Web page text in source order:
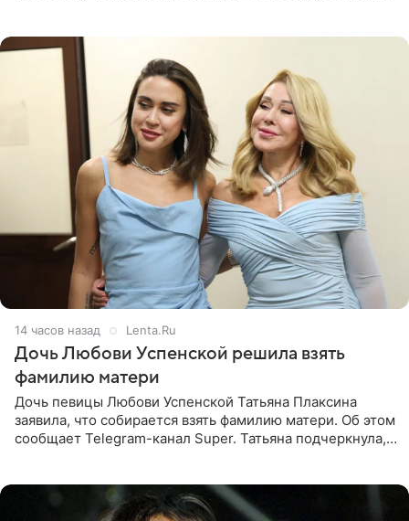
14 часов назад Lenta.Ru
Дочь Любови Успенской решила взять
фамилию матери
Дочь певицы Любови Успенской Татьяна Плаксина
заявила, что собирается взять фамилию матери. Об этом
сообщает Telegram-канал Super. Татьяна подчеркнула,